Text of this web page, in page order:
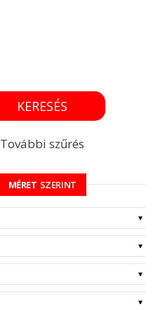
KERESÉS
További szűrés
MÉRET SZERINT